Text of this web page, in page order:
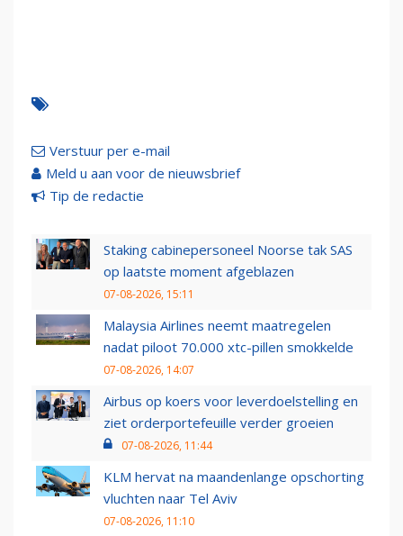
Verstuur per e-mail
Meld u aan voor de nieuwsbrief
Tip de redactie
Staking cabinepersoneel Noorse tak SAS
op laatste moment afgeblazen
07-08-2026, 15:11
Malaysia Airlines neemt maatregelen
nadat piloot 70.000 xtc-pillen smokkelde
07-08-2026, 14:07
Airbus op koers voor leverdoelstelling en
ziet orderportefeuille verder groeien
07-08-2026, 11:44
KLM hervat na maandenlange opschorting
vluchten naar Tel Aviv
07-08-2026, 11:10